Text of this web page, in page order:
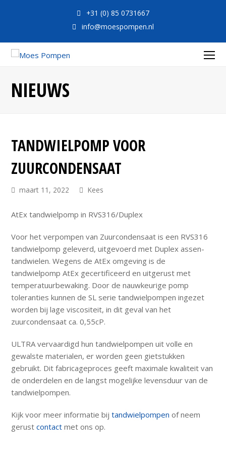
+31 (0) 85 0731667
info@moespompen.nl
NIEUWS
TANDWIELPOMP VOOR
ZUURCONDENSAAT
maart 11, 2022 Kees
AtEx tandwielpomp in RVS316/Duplex
Voor het verpompen van Zuurcondensaat is een RVS316
tandwielpomp geleverd, uitgevoerd met Duplex assen-
tandwielen. Wegens de AtEx omgeving is de
tandwielpomp AtEx gecertificeerd en uitgerust met
temperatuurbewaking. Door de nauwkeurige pomp
toleranties kunnen de SL serie tandwielpompen ingezet
worden bij lage viscositeit, in dit geval van het
zuurcondensaat ca. 0,55cP.
ULTRA vervaardigd hun tandwielpompen uit volle en
gewalste materialen, er worden geen gietstukken
gebruikt. Dit fabricageproces geeft maximale kwaliteit van
de onderdelen en de langst mogelijke levensduur van de
tandwielpompen.
Kijk voor meer informatie bijtandwielpompen of neem
gerustcontact met ons op.